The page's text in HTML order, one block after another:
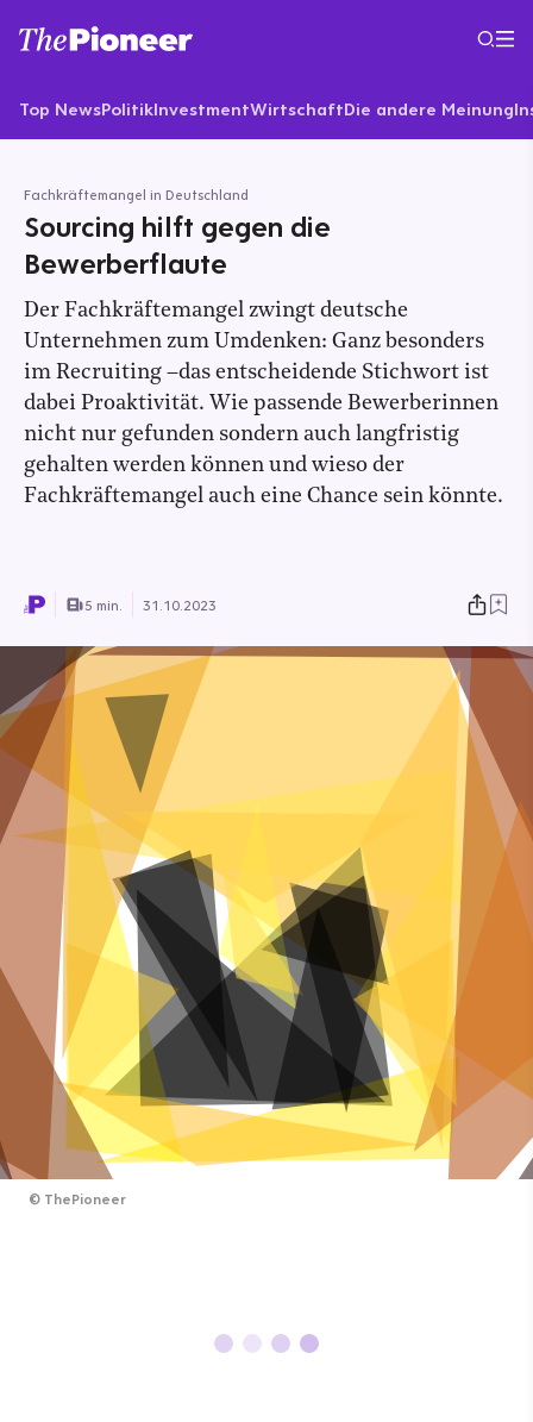
Top NewsPolitikInvestmentWirtschaftDie andere Meinung
Fachkräftemangel in Deutschland
Sourcing hilft gegen die
Bewerberflaute
Der Fachkräftemangel zwingt deutsche
Unternehmen zum Umdenken: Ganz besonders
im Recruiting –das entscheidende Stichwort ist
dabei Proaktivität. Wie passende Bewerberinnen
nicht nur gefunden sondern auch langfristig
gehalten werden können und wieso der
Fachkräftemangel auch eine Chance sein könnte.
5 min. 31.10.2023
© ThePioneer